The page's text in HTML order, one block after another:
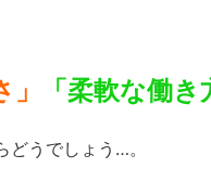
「柔軟な働き
どうでしょう…。